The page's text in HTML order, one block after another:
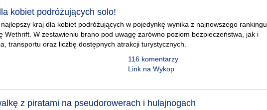
kobiet podróżujących solo!
kraj dla kobiet podróżujących w pojedynkę wynika z najnowszego rankingu
Wethrift. W zestawieniu brano pod uwagę zarówno poziom bezpieczeństwa, jak i
transportu oraz liczbę dostępnych atrakcji turystycznych.
116 komentarzy
Link na Wykop
z piratami na pseudorowerach i hulajnogach